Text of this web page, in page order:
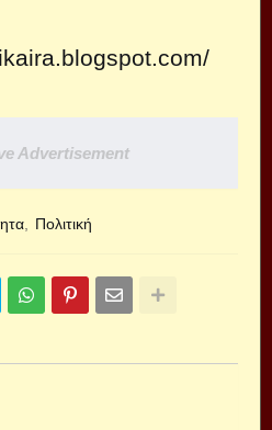
Advertisement
Πολιτική